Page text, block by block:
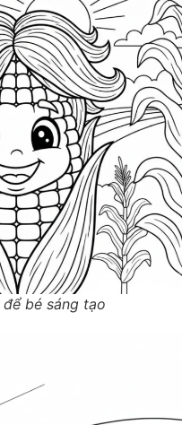
bé sáng tạo